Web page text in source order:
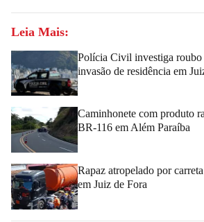
Leia Mais:
Polícia Civil investiga
invasão de residência em
Caminhonete com produto
BR-116 em Além Paraíba
Rapaz atropelado por
em Juiz de Fora